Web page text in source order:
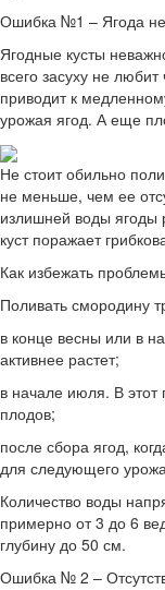
Ошибка №1 – Ягода не
Ягодные кусты
всего засуху не
приводит к
урожая ягод. А еще
Не стоит обильно
не меньше, чем ее
излишней воды ягоды
куст поражает
Как избежать
Поливать смородину
в конце весны или в
активнее растет;
в начале июля. В этот
плодов;
после сбора ягод,
для следующего
Количество воды
примерно от 3 до 6
глубину до 50 см.
Ошибка № 2 –